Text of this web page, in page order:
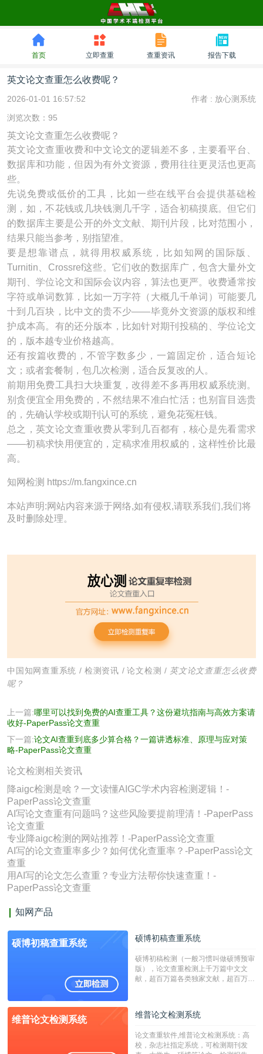
首页 立即查重 查重资讯 报告下载
英文论文查重怎么收费呢？
2026-01-01 16:57:52 作者 : 放心测系统
浏览次数：95
英文论文查重怎么收费呢？
英文论文查重收费和中文论文的逻辑差不多，主要看平台、
数据库和功能，但因为有外文资源，费用往往更灵活也更高
些。
先说免费或低价的工具，比如一些在线平台会提供基础检
测，如，不花钱或几块钱测几千字，适合初稿摸底。但它们
的数据库主要是公开的外文文献、期刊片段，比对范围小，
结果只能当参考，别指望准。
要是想靠谱点，就得用权威系统，比如知网的国际版、
Turnitin、Crossref这些。它们收的数据库广，包含大量外文
期刊、学位论文和国际会议内容，算法也更严。收费通常按
字符或单词数算，比如一万字符（大概几千单词）可能要几
十到几百块，比中文的贵不少——毕竟外文资源的版权和维
护成本高。有的还分版本，比如针对期刊投稿的、学位论文
的，版本越专业价格越高。
还有按篇收费的，不管字数多少，一篇固定价，适合短论
文；或者套餐制，包几次检测，适合反复改的人。
前期用免费工具扫大块重复，改得差不多再用权威系统测。
别贪便宜全用免费的，不然结果不准白忙活；也别盲目选贵
的，先确认学校或期刊认可的系统，避免花冤枉钱。
总之，英文论文查重收费从零到几百都有，核心是先看需求
——初稿求快用便宜的，定稿求准用权威的，这样性价比最
高。
知网检测 https://m.fangxince.cn
本站声明:网站内容来源于网络,如有侵权,请联系我们,我们将
及时删除处理。
中国知网查重系统 / 检测资讯 /论文检测 / 英文论文查重怎么收费
呢？
上一篇:哪里可以找到免费的AI查重工具？这份避坑指南与高效方案请
收好-PaperPass论文查重
下一篇:论文AI查重到底多少算合格？一篇讲透标准、原理与应对策
略-PaperPass论文查重
论文检测相关资讯
降aigc检测是啥？一文读懂AIGC学术内容检测逻辑！-
PaperPass论文查重
AI写论文查重有问题吗？这些风险要提前理清！-PaperPass
论文查重
专业降aigc检测的网站推荐！-PaperPass论文查重
AI写的论文查重率多少？如何优化查重率？-PaperPass论文
查重
用AI写的论文怎么查重？专业方法帮你快速查重！-
PaperPass论文查重
知网产品
硕博初稿查重系统 硕博初稿查重系统
硕博初稿检测（一般习惯叫做硕博预审
版），论文查重检测上千万篇中文文
献，超百万篇各类独家文献，超百万港
校用来检测硕博论文的系统，检测范围
广，数据来源真实，检测算法合理!本
字符数30万）
维普论文检测系统 维普论文检测系统
论文查重软件,维普论文检测系统：高
校，杂志社指定系统，可检测期刊发